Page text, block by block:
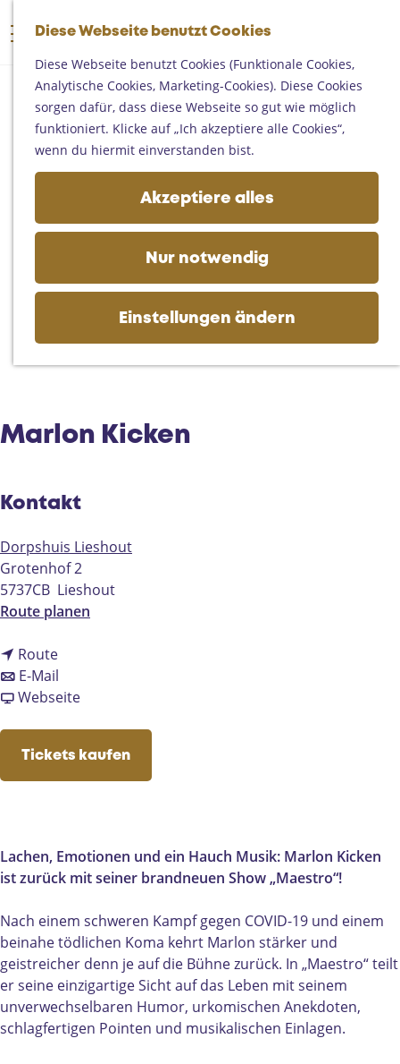
Diese Webseite benutzt Cookies
Diese Webseite benutzt Cookies (Funktionale Cookies,
Analytische Cookies, Marketing-Cookies). Diese Cookies
sorgen dafür, dass diese Webseite so gut wie möglich
funktioniert. Klicke auf „Ich akzeptiere alle Cookies“,
wenn du hiermit einverstanden bist.
Akzeptiere alles
Nur notwendig
Einstellungen ändern
e
h
e
n
S
i
e
z
r
H
m
e
p
a
M K
a
r
t
e
S
u
c
h
e
n
Asten
Gemert-Bakel
Laarbeek
Ihren Besuch planen
Auf der Karte
Fremdenverkehrsbüros und
Informationsstellen
Geschäftlich
Marlon Kicken
Kontakt
Dorpshuis Lieshout
Grotenhof 2
5737CB Lieshout
Route planen
o
n
c
k
e
Routeb
i
s
r
l
K
i
c
e
n
E-Mail
i
a
r
n
K
i
k
e
n
Webseitea
a
r
K
i
k
e
n
Tickets kaufen
Lachen, Emotionen und ein Hauch Musik: Marlon Kicken
ist zurück mit seiner brandneuen Show „Maestro“!
Nach einem schweren Kampf gegen COVID-19 und einem
beinahe tödlichen Koma kehrt Marlon stärker und
geistreicher denn je auf die Bühne zurück. In „Maestro“ teilt
er seine einzigartige Sicht auf das Leben mit seinem
unverwechselbaren Humor, urkomischen Anekdoten,
schlagfertigen Pointen und musikalischen Einlagen.